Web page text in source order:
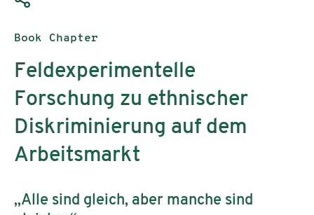
Publication type:
Book Chapter
Feldexperimentelle
Forschung zu ethnischer
Diskriminierung auf dem
Arbeitsmarkt
Subtitle:
„Alle sind gleich, aber manche sind